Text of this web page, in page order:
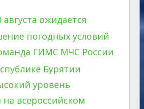
августа ожидается
погодных условий
ГИМС МЧС России
Бурятии
уровень
на всероссийском